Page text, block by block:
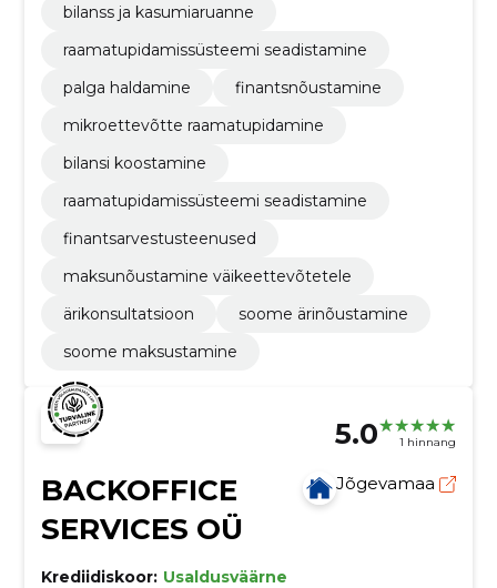
bilanss ja kasumiaruanne
raamatupidamissüsteemi seadistamine
palga haldamine
finantsnõustamine
mikroettevõtte raamatupidamine
bilansi koostamine
raamatupidamissüsteemi seadistamine
finantsarvestusteenused
maksunõustamine väikeettevõtetele
ärikonsultatsioon
soome ärinõustamine
soome maksustamine
5.0 1 hinnang
BACKOFFICE
SERVICES OÜ
Jõgevamaa
Krediidiskoor: Usaldusväärne